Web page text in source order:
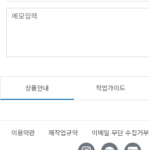
상품안내 작업가이드
이용약관 재작업규약 이메일 무단 수집거부